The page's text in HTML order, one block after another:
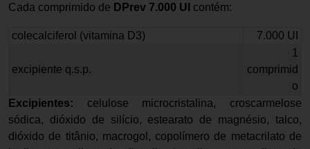
Cada comprimido de DPrev 7.000 UI contém:
colecalciferol (vitamina D3) 7.000 UI
excipiente q.s.p.
1
comprimid
o
Excipientes: celulose microcristalina, croscarmelose
sódica, dióxido de silício, estearato de magnésio, talco,
dióxido de titânio, macrogol, copolímero de metacrilato de